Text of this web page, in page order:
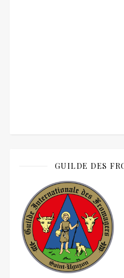
GUILDE DES